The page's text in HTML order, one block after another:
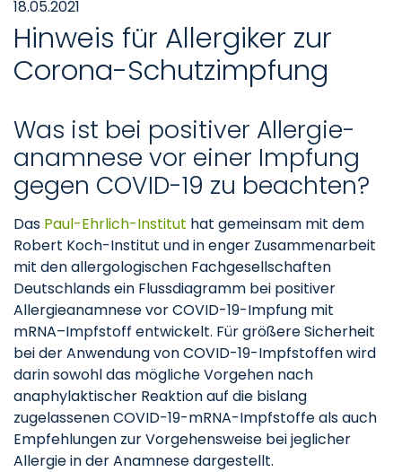
18.05.2021
Hinweis für Allergiker zur
Corona-Schutzimpfung
Was ist bei po­si­ti­ver All­er­gie­
ana­mne­se vor ei­ner Imp­fung
ge­gen CO­VID-19 zu be­ach­ten?
Das Paul-Ehrlich-Institut hat gemeinsam mit dem
Robert Koch-Institut und in enger Zusammenarbeit
mit den allergologischen Fachgesellschaften
Deutschlands ein Flussdiagramm bei positiver
Allergieanamnese vor COVID-19-Impfung mit
mRNA–Impfstoff entwickelt. Für größere Sicherheit
bei der Anwendung von COVID-19-Impfstoffen wird
darin sowohl das mögliche Vorgehen nach
anaphylaktischer Reaktion auf die bislang
zugelassenen COVID-19-mRNA-Impfstoffe als auch
Empfehlungen zur Vorgehensweise bei jeglicher
Allergie in der Anamnese dargestellt.